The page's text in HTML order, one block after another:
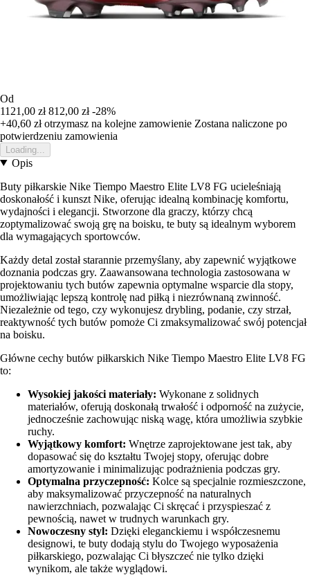
Od
1121,00 zł 812,00 zł -28%
+40,60 złotrzymasz na kolejne zamowienie Zostana naliczone po
potwierdzeniu zamowienia
Loading...
Opis
Buty piłkarskie Nike Tiempo Maestro Elite LV8 FG ucieleśniają
doskonałość i kunszt Nike, oferując idealną kombinację komfortu,
wydajności i elegancji. Stworzone dla graczy, którzy chcą
zoptymalizować swoją grę na boisku, te buty są idealnym wyborem
dla wymagających sportowców.
Każdy detal został starannie przemyślany, aby zapewnić wyjątkowe
doznania podczas gry. Zaawansowana technologia zastosowana w
projektowaniu tych butów zapewnia optymalne wsparcie dla stopy,
umożliwiając lepszą kontrolę nad piłką i niezrównaną zwinność.
Niezależnie od tego, czy wykonujesz drybling, podanie, czy strzał,
reaktywność tych butów pomoże Ci zmaksymalizować swój potencjał
na boisku.
Główne cechy butów piłkarskich Nike Tiempo Maestro Elite LV8 FG
to:
Wysokiej jakości materiały: Wykonane z solidnych
materiałów, oferują doskonałą trwałość i odporność na zużycie,
jednocześnie zachowując niską wagę, która umożliwia szybkie
ruchy.
Wyjątkowy komfort: Wnętrze zaprojektowane jest tak, aby
dopasować się do kształtu Twojej stopy, oferując dobre
amortyzowanie i minimalizując podrażnienia podczas gry.
Optymalna przyczepność: Kolce są specjalnie rozmieszczone,
aby maksymalizować przyczepność na naturalnych
nawierzchniach, pozwalając Ci skręcać i przyspieszać z
pewnością, nawet w trudnych warunkach gry.
Nowoczesny styl: Dzięki eleganckiemu i współczesnemu
designowi, te buty dodają stylu do Twojego wyposażenia
piłkarskiego, pozwalając Ci błyszczeć nie tylko dzięki
wynikom, ale także wyglądowi.